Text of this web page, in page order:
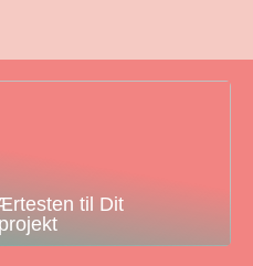
til Dit